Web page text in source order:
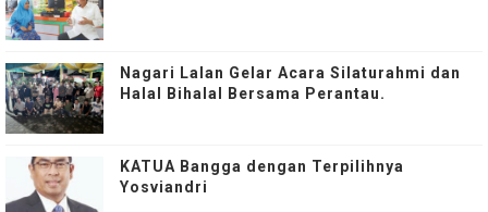
Nagari Lalan Gelar Acara Silaturahmi dan
Halal Bihalal Bersama Perantau.
KATUA Bangga dengan Terpilihnya
Yosviandri